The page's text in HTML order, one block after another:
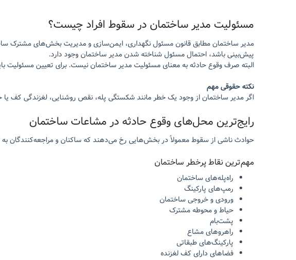
مسئولیت مدیر ساختمان در سقوط افراد چیست؟
مدیر ساختمان مطابق قانون مسئول نگهداری، ایمن‌سازی و مدیریت بخش‌های مشترک
پیش‌بینی باشد، احتمال مسئول شناخته شدن مدیر ساختمان وجود دارد.
البته صرف وقوع حادثه به معنای مسئولیت مدیر ساختمان نیست. برای تعیین
نکته حقوقی مهم
اگر مدیر ساختمان از وجود یک خطر مانند شکستگی پله، نقص روشنایی، لغزندگی کف یا
رایج‌ترین محل‌های وقوع حادثه در مشاعات ساختمان
حوادث ناشی از سقوط معمولاً در بخش‌هایی رخ می‌دهند که ساکنان و مراجعه‌کنندگان به
مهم‌ترین نقاط پرخطر ساختمان
راه‌پله‌های ساختمان
رمپ‌های پارکینگ
ورودی و خروجی ساختمان
حیاط و محوطه مشترک
پشت‌بام
راهروهای مشاع
پارکینگ‌های طبقاتی
فضاهای دارای کف لغزنده